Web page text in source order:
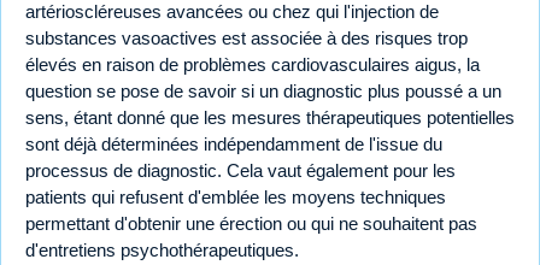
artérioscléreuses avancées ou chez qui l'injection de
substances vasoactives est associée à des risques trop
élevés en raison de problèmes cardiovasculaires aigus, la
question se pose de savoir si un diagnostic plus poussé a un
sens, étant donné que les mesures thérapeutiques potentielles
sont déjà déterminées indépendamment de l'issue du
processus de diagnostic. Cela vaut également pour les
patients qui refusent d'emblée les moyens techniques
permettant d'obtenir une érection ou qui ne souhaitent pas
d'entretiens psychothérapeutiques.